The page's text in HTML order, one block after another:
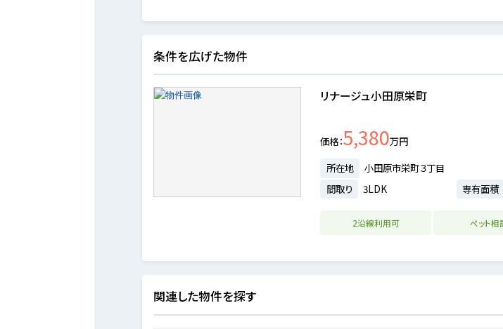
条件を広げた物件
リナージュ小田原栄町
価格 5,380万円
所在地
小田原市栄町３丁目
間取り
3LDK 専有面積
2沿線利用可 ペット相
関連した物件を探す